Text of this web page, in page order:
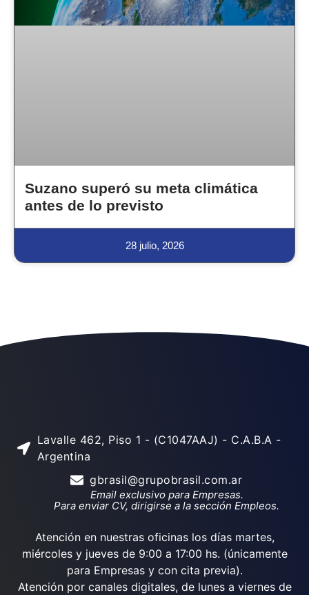
Suzano superó su meta climática
antes de lo previsto
28 julio, 2026
Lavalle 462, Piso 1 - (C1047AAJ) - C.A.B.A -
Argentina
gbrasil@grupobrasil.com.ar
Email exclusivo para Empresas.
Para enviar CV, dirigirse a la sección Empleos.
Atención en nuestras oficinas los días martes,
miércoles y jueves de 9:00 a 17:00 hs. (únicamente
para Empresas y con cita previa).
Atención por canales digitales, de lunes a viernes de